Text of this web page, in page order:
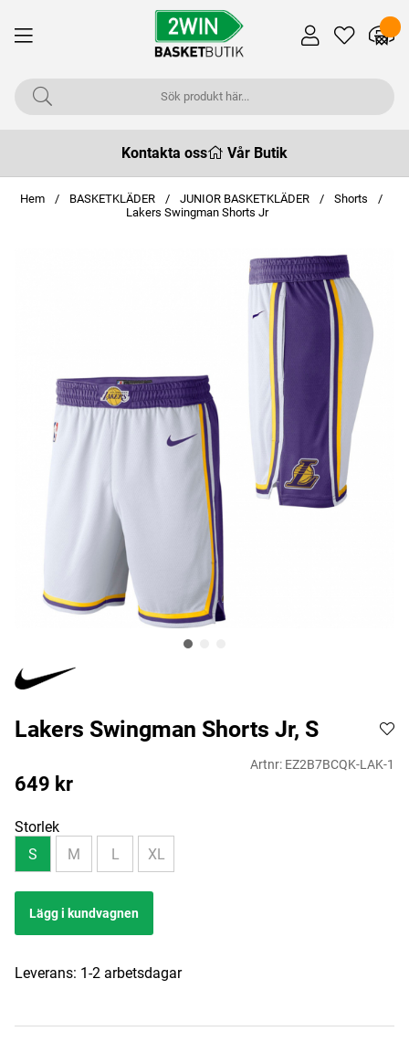
Kontakta oss Vår Butik
Hem BASKETKLÄDER JUNIOR BASKETKLÄDER
Shorts
Lakers Swingman Shorts Jr
Lakers Swingman Shorts Jr, S
Artnr: EZ2B7BCQK-LAK-1
649 kr
Storlek
S
M L XL
Lägg i kundvagnen
Leverans: 1-2 arbetsdagar